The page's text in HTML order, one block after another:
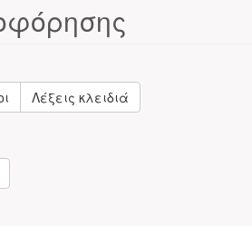
Λέξεις κλειδιά